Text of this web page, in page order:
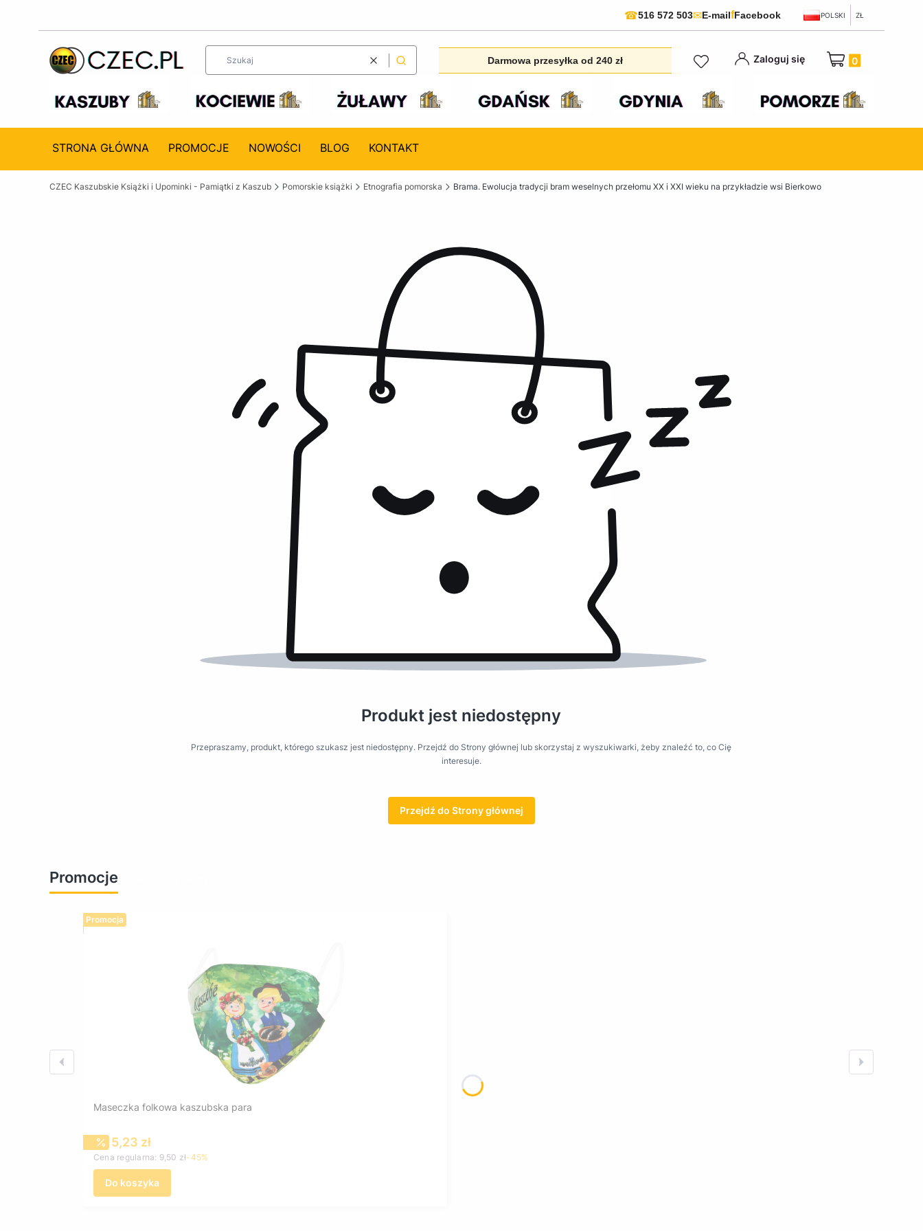
☎516 572 503✉E-mailfFacebook POLSKI ZŁ
WyczyśćSzukaj Darmowa przesyłka od 240 zł Zaloguj się Produkty w
STRONA GŁÓWNA PROMOCJE NOWOŚCI BLOG KONTAKT
CZEC Kaszubskie Książki i Upominki - Pamiątki z Kaszub Pomorskie książki Etnografia pomorska Brama. Ewolucja tradycji bram weselnych przełomu XX i XXI wieku na przykładzie wsi Bierkowo
Produkt jest niedostępny
Przepraszamy, produkt, którego szukasz jest niedostępny. Przejdź do Strony głównej lub skorzystaj z wyszukiwarki, żeby znaleźć to, co Cię
interesuje.
Przejdź do Strony głównej
Promocje
Promocja
Maseczka folkowa kaszubska para
Cena promocyjna
5,23 zł
Cena regularna: 9,50 zł-45%
Do koszyka